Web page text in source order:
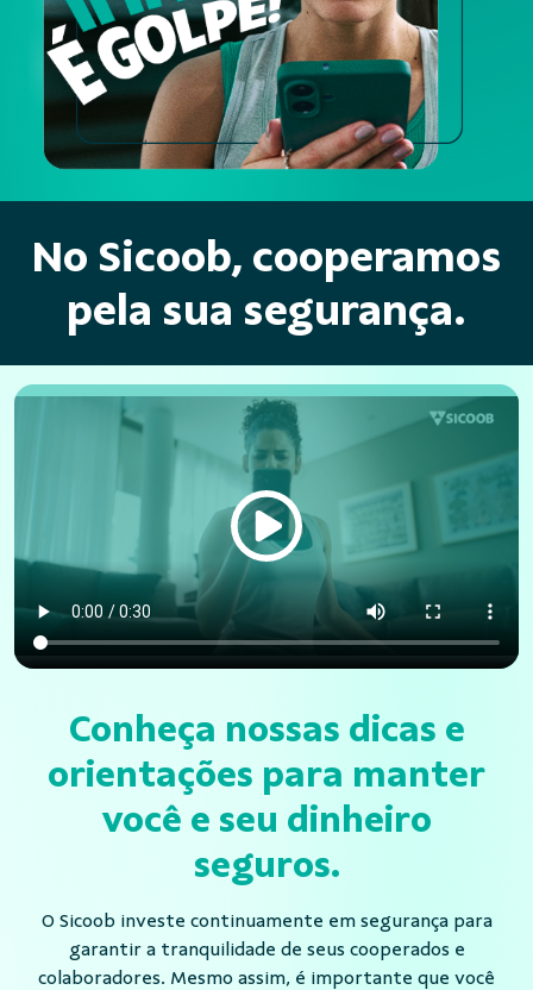
No Sicoob, cooperamos
pela sua segurança.
Conheça nossas dicas e
orientações para manter
você e seu dinheiro
seguros.
O Sicoob investe continuamente em segurança para
garantir a tranquilidade de seus cooperados e
colaboradores. Mesmo assim, é importante que você